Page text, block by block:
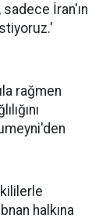
İran'ın
rağmen
halkına